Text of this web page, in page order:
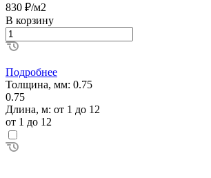
830 ₽/м2
В корзину
Подробнее
Толщина, мм: 0.75
0.75
Длина, м: от 1 до 12
от 1 до 12